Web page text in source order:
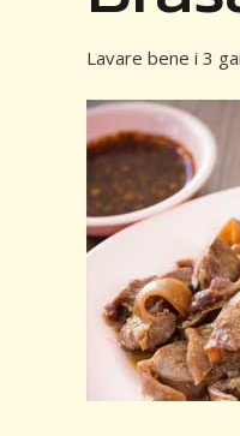
Lavare bene i 3